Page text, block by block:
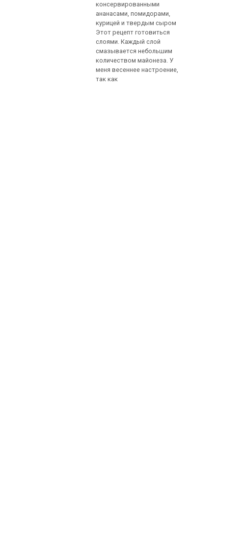
консервированными
ананасами, помидорами,
курицей и твердым сыром
Этот рецепт готовиться
слоями. Каждый слой
смазывается небольшим
количеством майонеза. У
меня весеннее настроение,
так как